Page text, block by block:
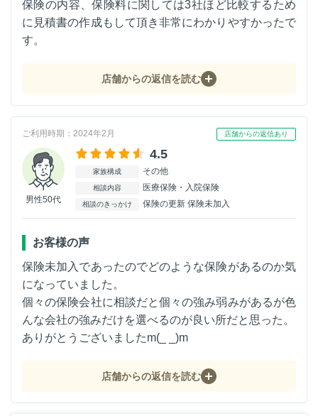
保険の内容、保険料に関しては3社ほど比較するため
に見積書の作成もして頂き非常にわかりやすかったで
す。
店舗からの返信を読む
ご利用時期：2024年2月 店舗からの返信あり
男性50代
4.5
家族構成 その他
相談内容 医療保険・入院保険
相談のきっかけ 保険の更新 保険未加入
お客様の声
保険未加入であったのでどのような保険があるのか気
になっていました。
個々の保険会社に相談だと個々の強み弱みがあるが色
んな会社の強みだけを選べるのが良い所だと思った。
ありがとうございましたm(_ _)m
店舗からの返信を読む